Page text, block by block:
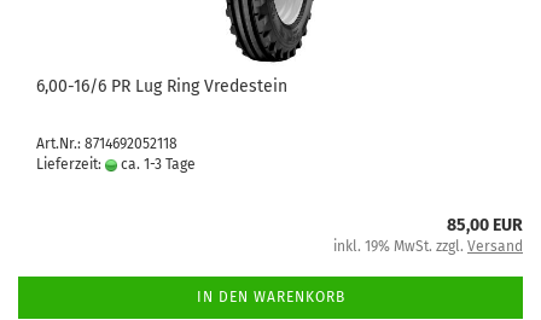
6,00-16/6 PR Lug Ring Vredestein
Art.Nr.: 8714692052118
Lieferzeit:
ca. 1-3 Tage
85,00 EUR
inkl. 19% MwSt. zzgl. Versand
IN DEN WARENKORB